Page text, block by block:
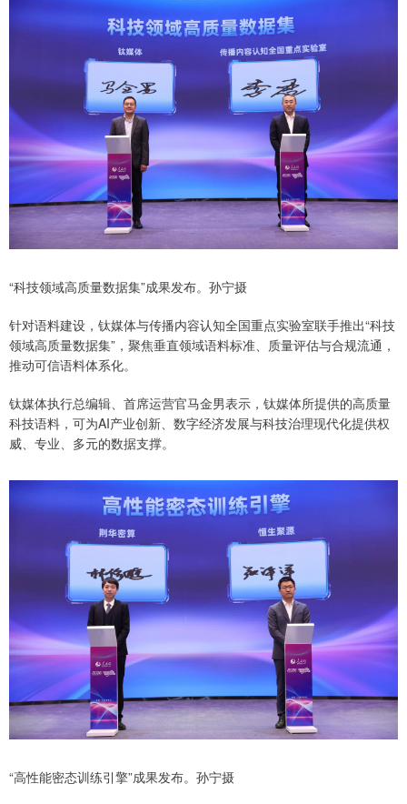
“科技领域高质量数据集”成果发布。孙宁摄
针对语料建设，钛媒体与传播内容认知全国重点实验室联手推出“科技
领域高质量数据集”，聚焦垂直领域语料标准、质量评估与合规流通，
推动可信语料体系化。
钛媒体执行总编辑、首席运营官马金男表示，钛媒体所提供的高质量
科技语料，可为AI产业创新、数字经济发展与科技治理现代化提供权
威、专业、多元的数据支撑。
“高性能密态训练引擎”成果发布。孙宁摄